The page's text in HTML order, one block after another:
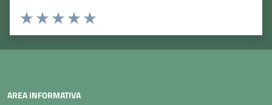
Rating:
Valuta 5 stelle su 5
Valuta 4 stelle su 5
Valuta 3 stelle su 5
Valuta 2 stelle su 5
Valuta 1 stelle su 5
AREA INFORMATIVA